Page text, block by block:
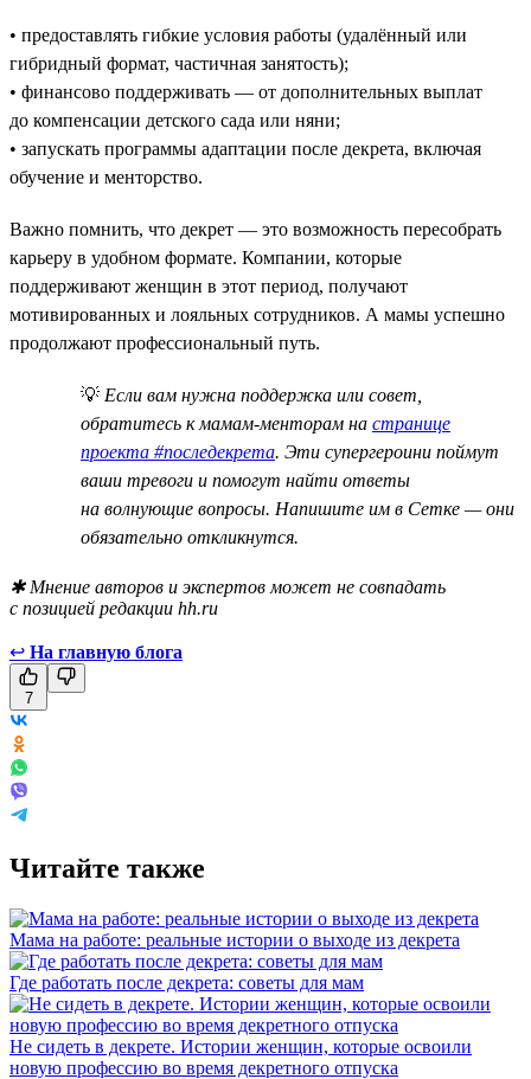
• предоставлять гибкие условия работы (удалённый или
гибридный формат, частичная занятость);
• финансово поддерживать — от дополнительных выплат
до компенсации детского сада или няни;
• запускать программы адаптации после декрета, включая
обучение и менторство.
Важно помнить, что декрет — это возможность пересобрать
карьеру в удобном формате. Компании, которые
поддерживают женщин в этот период, получают
мотивированных и лояльных сотрудников. А мамы успешно
продолжают профессиональный путь.
💡 Если вам нужна поддержка или совет,
обратитесь к мамам-менторам на странице
проекта #последекрета. Эти супергероини поймут
ваши тревоги и помогут найти ответы
на волнующие вопросы. Напишите им в Сетке — они
обязательно откликнутся.
✱ Мнение авторов и экспертов может не совпадать
с позицией редакции hh.ru
↩ На главную блога
7
Читайте также
Мама на работе: реальные истории о выходе из декрета
Где работать после декрета: советы для мам
Не сидеть в декрете. Истории женщин, которые освоили
новую профессию во время декретного отпуска